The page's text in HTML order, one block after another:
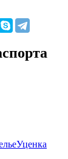
Уценка